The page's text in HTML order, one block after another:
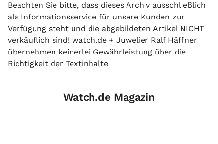
Beachten Sie bitte, dass dieses Archiv ausschließlich
als Informationsservice für unsere Kunden zur
Verfügung steht und die abgebildeten Artikel NICHT
verkäuflich sind! watch.de + Juwelier Ralf Häffner
übernehmen keinerlei Gewährleistung über die
Richtigkeit der Textinhalte!
Watch.de Magazin